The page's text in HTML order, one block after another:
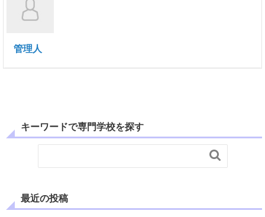
管理人
キーワードで専門学校を探す

最近の投稿